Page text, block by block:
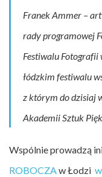
Franek Ammer –
rady programowej
Festiwalu Fotografii
łódzkim festiwalu
z którym do dzisiaj
Akademii Sztuk
Wspólnie prowadzą
ROBOCZAw Łodzi